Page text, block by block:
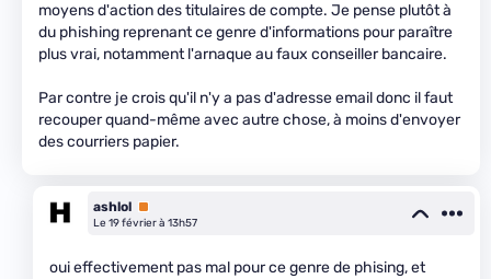
moyens d'action des titulaires de compte. Je pense plutôt à
du phishing reprenant ce genre d'informations pour paraître
plus vrai, notamment l'arnaque au faux conseiller bancaire.
Par contre je crois qu'il n'y a pas d'adresse email donc il faut
recouper quand-même avec autre chose, à moins d'envoyer
des courriers papier.
ashlol Premium
Le 19 février à 13h57
oui effectivement pas mal pour ce genre de phising, et